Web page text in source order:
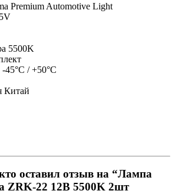
Premium Automotive Light
5500K
45°C / +50°C
Китай
оставил отзыв на “Лампа
ZRK-22 12В 5500K 2шт